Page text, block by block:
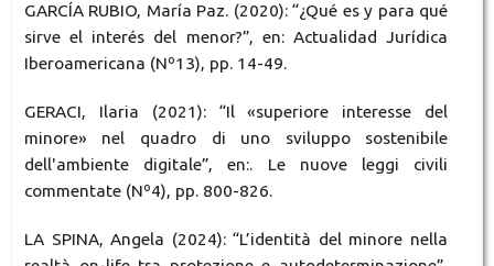
GARCÍA RUBIO, María Paz. (2020): “¿Qué es y para qué
sirve el interés del menor?”, en: Actualidad Jurídica
Iberoamericana (Nº13), pp. 14-49.
GERACI, Ilaria (2021): “Il «superiore interesse del
minore» nel quadro di uno sviluppo sostenibile
dell'ambiente digitale”, en:. Le nuove leggi civili
commentate (Nº4), pp. 800-826.
LA SPINA, Angela (2024): “L’identità del minore nella